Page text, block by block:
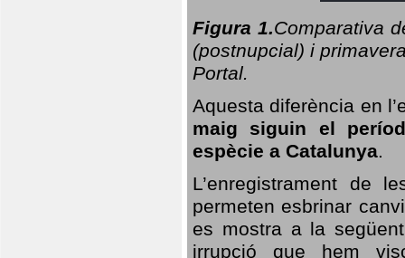
Figura 1.Comparativa
(postnupcial) i
Portal.
Aquesta diferència en
maig siguin el
espècie a Catalunya.
L’enregistrament de
permeten esbrinar
es mostra a la
irrupció que hem